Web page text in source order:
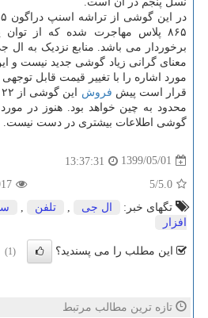
۸۶۵ پلاس مهاجرت شده که از
برخوردار می باشد. منابع نزدیک به ال
معنای گرانی زیاد گوشی جدید نیست و
مورد اشاره را با تغییر قیمت قابل توجهی
قرار است پیش فروش
محدود به چین خواهد بود. هنوز در
گوشی اطلاعات بیشتری در دست نیست.
1399/05/01
13:37:31
5.0
/5
تگهای خبر:
ال جی تلفن
افزار
این مطلب را می پسندید؟ (1)
تازه ترین مطالب مرتبط